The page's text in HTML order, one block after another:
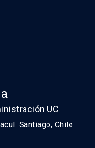
UC
Santiago, Chile